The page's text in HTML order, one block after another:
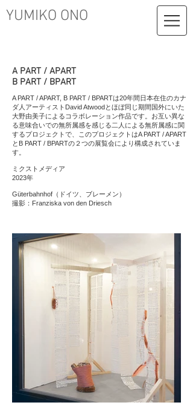
​YUMIKO ONO
A PART / APART
B PART / BPART
A PART / APART, B PART / BPARTは20年間日本在住のカナ
ダ人アーティストDavid Atwoodとほぼ同じ期間国外にいた
大野由美子によるコラボレーション作品です。お互い異な
る意味合いでの無所属感を感じる二人による無所属感に関
するプロジェクトで、このプロジェクトはA PART / APART
とB PART / BPARTの２つの展覧会により構成されていま
す。
ミクストメディア
2023年
Güterbahnhof（ドイツ、ブレーメン）
​撮影：Franziska von den Driesch